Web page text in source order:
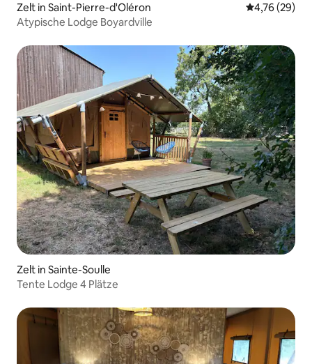
Zelt in Saint-Pierre-d'Oléron
4,76 (29)
Atypische Lodge Boyardville
Zelt in Sainte-Soulle
Tente Lodge 4 Plätze